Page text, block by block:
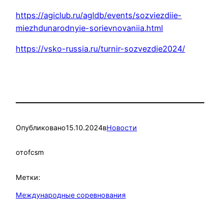
https://agiclub.ru/agldb/events/sozviezdiie-
miezhdunarodnyie-sorievnovaniia.html
https://vsko-russia.ru/turnir-sozvezdie2024/
Опубликовано15.10.2024вНовости
отofcsm
Метки:
Международные соревнования